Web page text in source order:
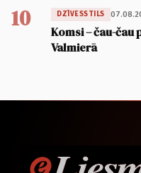
10 DZĪVESSTILS
Komsi – čau-čau
Valmierā